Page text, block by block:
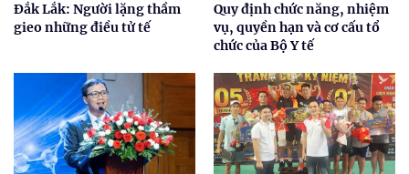
Đắk Lắk: Người lặng thầm
gieo những điều tử tế
Quy định chức năng, nhiệm
vụ, quyền hạn và cơ cấu tổ
chức của Bộ Y tế